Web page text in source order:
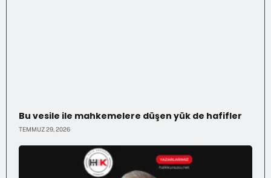
Bu vesile ile mahkemelere düşen yük de hafifler
TEMMUZ 29, 2026